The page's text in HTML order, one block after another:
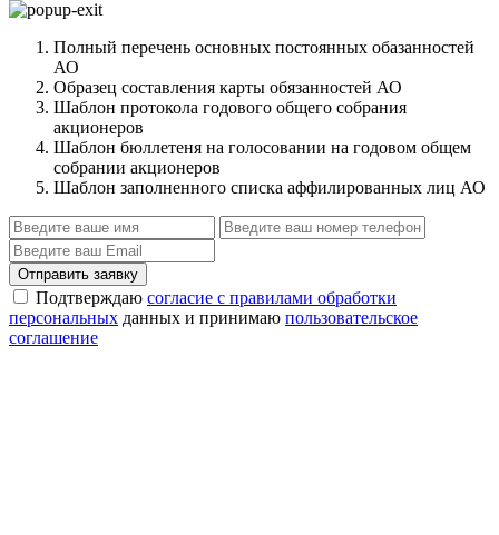
Полный перечень основных постоянных обазанностей
АО
Образец составления карты обязанностей АО
Шаблон протокола годового общего собрания
акционеров
Шаблон бюллетеня на голосовании на годовом общем
собрании акционеров
Шаблон заполненного списка аффилированных лиц АО
Отправить заявку
Подтверждаю согласие с правилами обработки
персональных данных и принимаю пользовательское
соглашение